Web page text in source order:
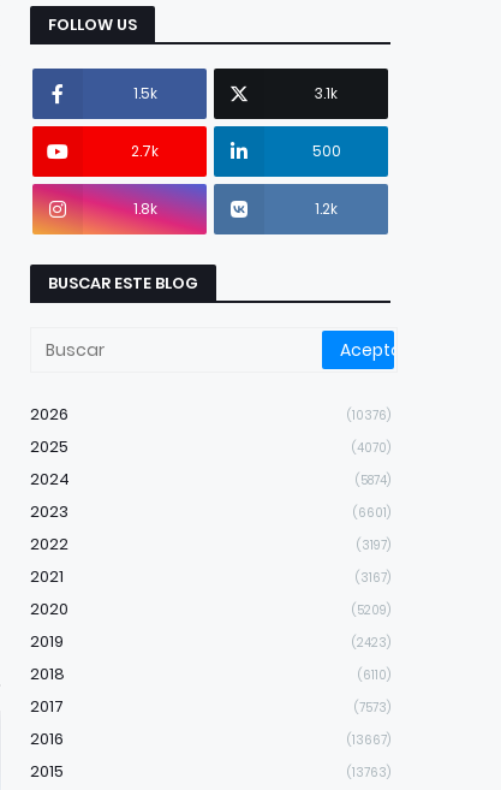
FOLLOW US
1.5k 3.1k
2.7k 500
1.8k 1.2k
BUSCAR ESTE BLOG
2026 (10376)
2025 (4070)
2024 (5874)
2023 (6601)
2022 (3197)
2021 (3167)
2020 (5209)
2019 (2423)
2018 (6110)
2017 (7573)
2016 (13667)
2015 (13763)